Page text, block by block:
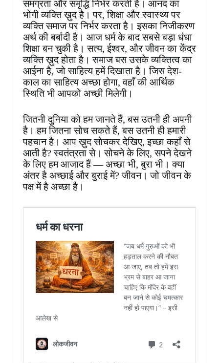
समग्रता और समृद्धि निर्भर करती है। आनंद का
भोगी व्यक्ति ख़ुद है। पर, शिक्षा और स्वास्थ्य पर
व्यक्ति समाज पर निर्भर करता है। इसका निजीकरण
अर्थ की बर्बादी है। आज धर्म के बाद सबसे बड़ा धंधा
शिक्षा बन चुकी है। सत्य, ईश्वर, और जीवन का केंद्र
व्यक्ति ख़ुद होता है। समाज बस उसके व्यक्तित्व का
आईना है, जो साहित्य हमें दिखाता है। जिस देश-
काल का साहित्य अच्छा होगा, वहाँ की आर्थिक
स्थिति भी आपको अच्छी मिलेगी।
जितनी दुनिया को हम जानते हैं, बस उतनी ही अपनी
है। हम जितना सोच सकते हैं, बस उतनी ही हमारी
पहचान है। आप ख़ुद सोचकर देखिए, इच्छा कहाँ से
आती है? स्वतंत्रता से। सोचने के लिए, सपने देखने
के लिए हम आजाद हैं — अच्छा भी, बुरा भी। क्या
अंतर है अच्छाई और बुराई में? जीवन। जो जीवन के
पक्ष में है अच्छा है।